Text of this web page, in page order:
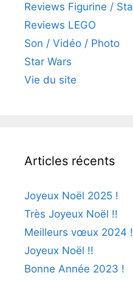
Reviews Figurine /
Reviews LEGO
Son / Vidéo / Photo
Star Wars
Vie du site
Articles récents
Joyeux Noël 2025 !
Très Joyeux Noël !!
Meilleurs vœux 2024 !
Joyeux Noël !!
Bonne Année 2023 !